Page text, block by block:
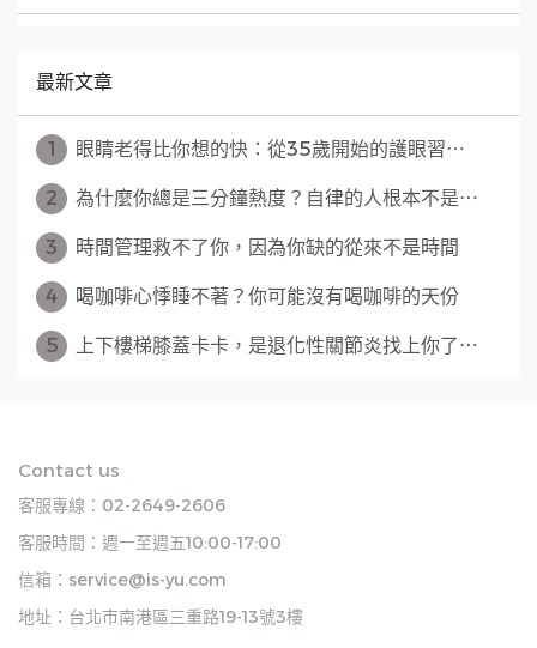
最新文章
1 眼睛老得比你想的快：從35歲開始的護眼習⋯
2 為什麼你總是三分鐘熱度？自律的人根本不是⋯
3 時間管理救不了你，因為你缺的從來不是時間
4 喝咖啡心悸睡不著？你可能沒有喝咖啡的天份
5 上下樓梯膝蓋卡卡，是退化性關節炎找上你了⋯
Contact us
客服專線：02-2649-2606
客服時間：週一至週五10:00-17:00
信箱：service@is-yu.com
地址：台北市南港區三重路19-13號3樓